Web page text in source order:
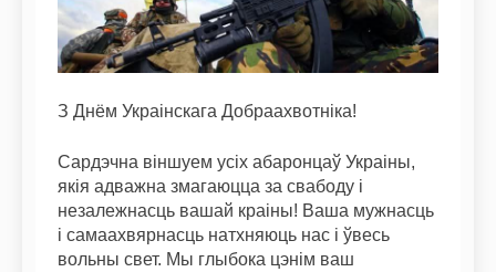
З Днём Украінскага Добраахвотніка!
Сардэчна віншуем усіх абаронцаў Украіны,
якія адважна змагаюцца за свабоду і
незалежнасць вашай краіны! Ваша мужнасць
і самаахвярнасць натхняюць нас і ўвесь
вольны свет. Мы глыбока цэнім ваш